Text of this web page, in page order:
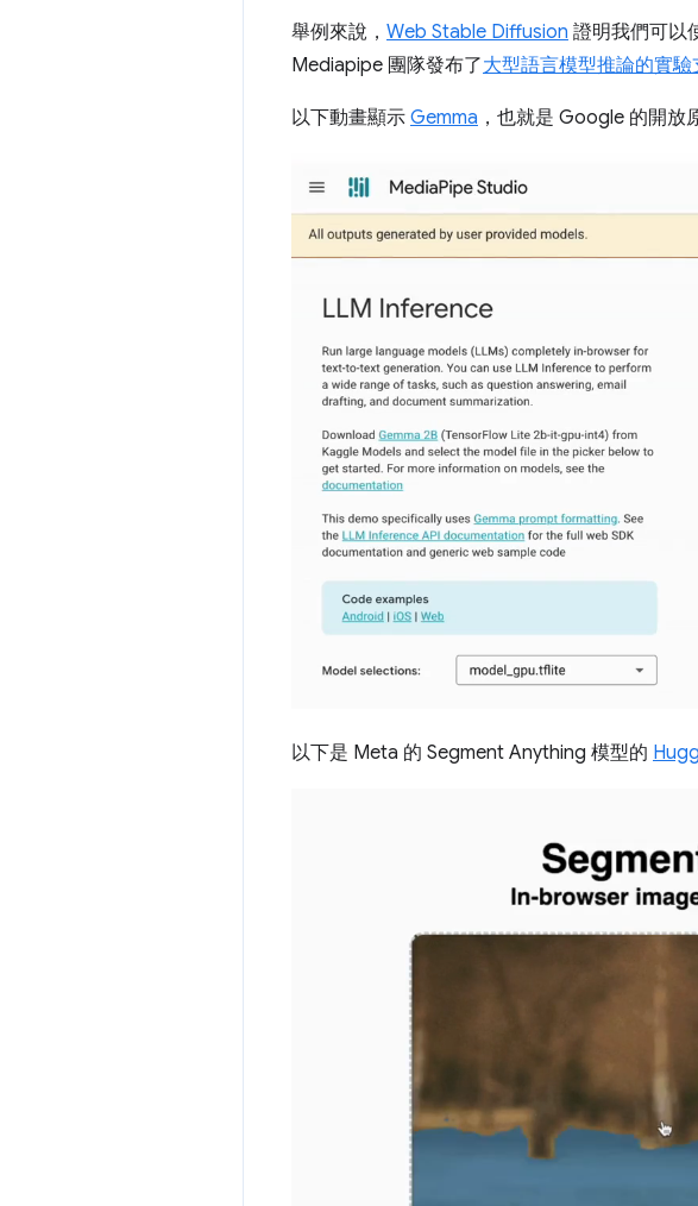
舉例來說， Web Stable Diffusion 證明我們可以
Mediapipe 團隊發布了大型語言模型推論的實驗
以下動畫顯示 Gemma ，也就是 Google 的開
以下是 Meta 的 Segment Anything 模型的